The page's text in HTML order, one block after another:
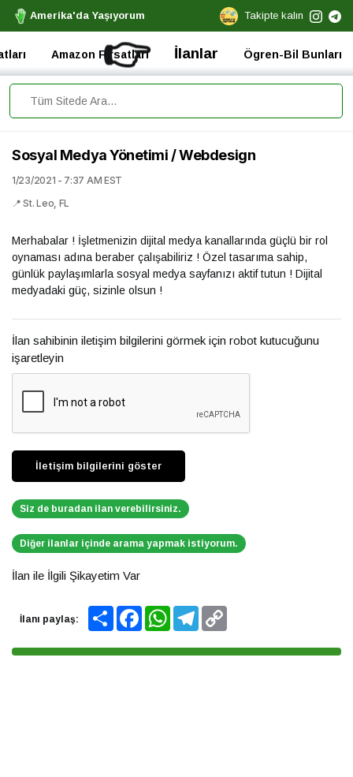
Amerika'da Yaşıyorum Takipte kalın
👉
Amazon Fırsatları İlanlar Ögren-Bil Bunları
Sosyal Medya Yönetimi / Webdesign
1/23/2021 - 7:37 AM EST
📍 St. Leo, FL
Merhabalar ! İşletmenizin dijital medya kanallarında güçlü bir rol
oynaması adına beraber çalışabiliriz ! Özel tasarıma sahip,
günlük paylaşımlarla sosyal medya sayfanızı aktif tutun ! Dijital
medyadaki güç, sizinle olsun !
İlan sahibinin iletişim bilgilerini görmek için robot kutucuğunu
işaretleyin
Siz de buradan ilan verebilirsiniz.
Diğer ilanlar içinde arama yapmak istiyorum.
İlan ile İlgili Şikayetim Var
İlanı paylaş:
Share FacebookWhatsApp
Telegram